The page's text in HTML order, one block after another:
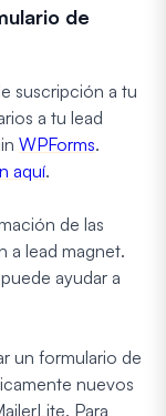
de
suscripción a tu
a tu lead
WPForms.
aquí.
de las
a lead magnet.
ayudar a
un formulario de
nuevos
Para